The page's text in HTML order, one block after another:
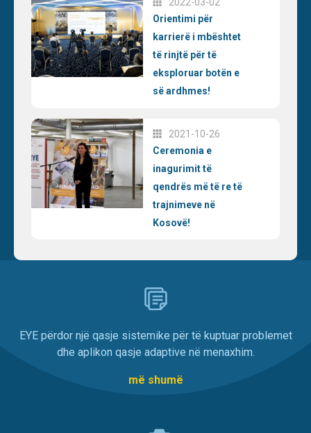
2022-03-02
Orientimi për
karrierë i mbështet
të rinjtë për të
eksploruar botën e
së ardhmes!
2021-10-26
Ceremonia e
inagurimit të
qendrës më të re të
trajnimeve në
Kosovë!
EYE përdor një qasje sistemike për të kuptuar problemet
dhe aplikon qasje adaptive në menaxhim.
më shumë